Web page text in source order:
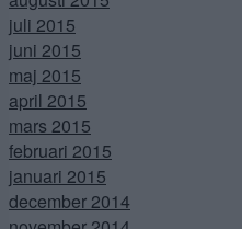
juli 2015
juni 2015
maj 2015
april 2015
mars 2015
februari 2015
januari 2015
december 2014